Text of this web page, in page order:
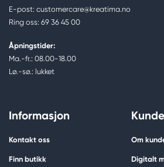
E-post: customercare@kreatima.no
Ring oss: 69 36 45 00
Åpningstider:
Ma.-fr.: 08.00-18.00
Lø.-sø.: lukket
Informasjon
Kontakt oss
Finn butikk
Om
Digitalt